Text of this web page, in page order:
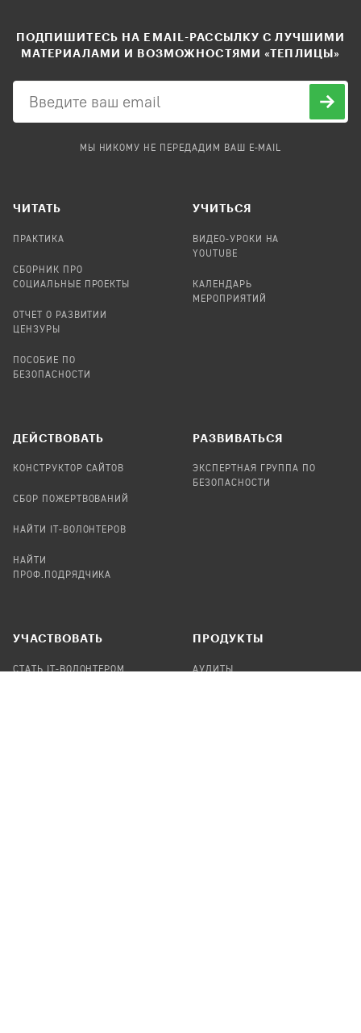
ПОДПИШИТЕСЬ НА EMAIL-РАССЫЛКУ С ЛУЧШИМИ
МАТЕРИАЛАМИ И ВОЗМОЖНОСТЯМИ «ТЕПЛИЦЫ»
МЫ НИКОМУ НЕ ПЕРЕДАДИМ ВАШ E-MAIL
ЧИТАТЬ
ПРАКТИКА
СБОРНИК ПРО
СОЦИАЛЬНЫЕ ПРОЕКТЫ
ОТЧЕТ О РАЗВИТИИ
ЦЕНЗУРЫ
ПОСОБИЕ ПО
БЕЗОПАСНОСТИ
УЧИТЬСЯ
ВИДЕО-УРОКИ НА
YOUTUBE
КАЛЕНДАРЬ
МЕРОПРИЯТИЙ
ДЕЙСТВОВАТЬ
КОНСТРУКТОР САЙТОВ
СБОР ПОЖЕРТВОВАНИЙ
НАЙТИ IT-ВОЛОНТЕРОВ
НАЙТИ
ПРОФ.ПОДРЯДЧИКА
РАЗВИВАТЬСЯ
ЭКСПЕРТНАЯ ГРУППА ПО
БЕЗОПАСНОСТИ
УЧАСТВОВАТЬ
СТАТЬ IT-ВОЛОНТЕРОМ
ПРОДУКТЫ
АУДИТЫ